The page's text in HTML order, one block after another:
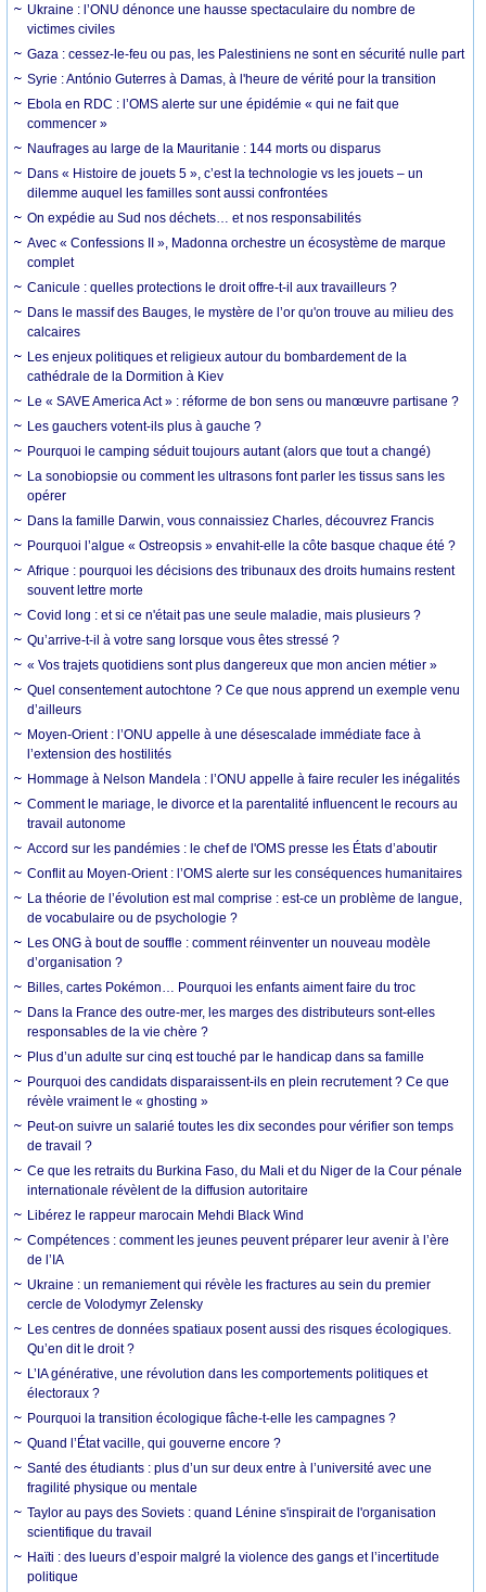
Ukraine : l’ONU dénonce une hausse spectaculaire du nombre de
victimes civiles
Gaza : cessez-le-feu ou pas, les Palestiniens ne sont en sécurité nulle part
Syrie : António Guterres à Damas, à l'heure de vérité pour la transition
Ebola en RDC : l’OMS alerte sur une épidémie « qui ne fait que
commencer »
Naufrages au large de la Mauritanie : 144 morts ou disparus
Dans « Histoire de jouets 5 », c’est la technologie vs les jouets – un
dilemme auquel les familles sont aussi confrontées
On expédie au Sud nos déchets… et nos responsabilités
Avec « Confessions II », Madonna orchestre un écosystème de marque
complet
Canicule : quelles protections le droit offre-t-il aux travailleurs ?
Dans le massif des Bauges, le mystère de l’or qu'on trouve au milieu des
calcaires
Les enjeux politiques et religieux autour du bombardement de la
cathédrale de la Dormition à Kiev
Le « SAVE America Act » : réforme de bon sens ou manœuvre partisane ?
Les gauchers votent-ils plus à gauche ?
Pourquoi le camping séduit toujours autant (alors que tout a changé)
La sonobiopsie ou comment les ultrasons font parler les tissus sans les
opérer
Dans la famille Darwin, vous connaissiez Charles, découvrez Francis
Pourquoi l’algue « Ostreopsis » envahit-elle la côte basque chaque été ?
Afrique : pourquoi les décisions des tribunaux des droits humains restent
souvent lettre morte
Covid long : et si ce n'était pas une seule maladie, mais plusieurs ?
Qu’arrive-t-il à votre sang lorsque vous êtes stressé ?
« Vos trajets quotidiens sont plus dangereux que mon ancien métier »
Quel consentement autochtone ? Ce que nous apprend un exemple venu
d’ailleurs
Moyen-Orient : l’ONU appelle à une désescalade immédiate face à
l’extension des hostilités
Hommage à Nelson Mandela : l’ONU appelle à faire reculer les inégalités
Comment le mariage, le divorce et la parentalité influencent le recours au
travail autonome
Accord sur les pandémies : le chef de l'OMS presse les États d’aboutir
Conflit au Moyen-Orient : l’OMS alerte sur les conséquences humanitaires
La théorie de l’évolution est mal comprise : est-ce un problème de langue,
de vocabulaire ou de psychologie ?
Les ONG à bout de souffle : comment réinventer un nouveau modèle
d’organisation ?
Billes, cartes Pokémon… Pourquoi les enfants aiment faire du troc
Dans la France des outre-mer, les marges des distributeurs sont-elles
responsables de la vie chère ?
Plus d’un adulte sur cinq est touché par le handicap dans sa famille
Pourquoi des candidats disparaissent-ils en plein recrutement ? Ce que
révèle vraiment le « ghosting »
Peut-on suivre un salarié toutes les dix secondes pour vérifier son temps
de travail ?
Ce que les retraits du Burkina Faso, du Mali et du Niger de la Cour pénale
internationale révèlent de la diffusion autoritaire
Libérez le rappeur marocain Mehdi Black Wind
Compétences : comment les jeunes peuvent préparer leur avenir à l’ère
de l’IA
Ukraine : un remaniement qui révèle les fractures au sein du premier
cercle de Volodymyr Zelensky
Les centres de données spatiaux posent aussi des risques écologiques.
Qu’en dit le droit ?
L’IA générative, une révolution dans les comportements politiques et
électoraux ?
Pourquoi la transition écologique fâche-t-elle les campagnes ?
Quand l’État vacille, qui gouverne encore ?
Santé des étudiants : plus d’un sur deux entre à l’université avec une
fragilité physique ou mentale
Taylor au pays des Soviets : quand Lénine s'inspirait de l'organisation
scientifique du travail
Haïti : des lueurs d’espoir malgré la violence des gangs et l’incertitude
politique